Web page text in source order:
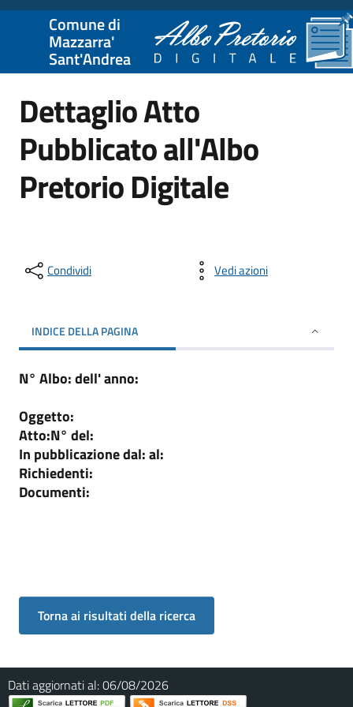
Comune di
Mazzarra'
Sant'Andrea
Dettaglio Atto
Pubblicato all'Albo
Pretorio Digitale
Condividi Vedi azioni
INDICE DELLA PAGINA
N° Albo:dell' anno:
Oggetto:
Atto:N° del:
In pubblicazione dal:al:
Richiedenti:
Documenti:
Dati aggiornati al:06/08/2026